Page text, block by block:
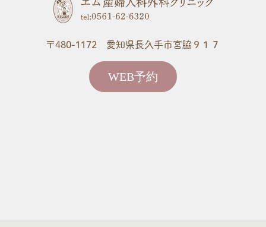
〒480-1172 愛知県長久手市宮脇９１７
WEB予約